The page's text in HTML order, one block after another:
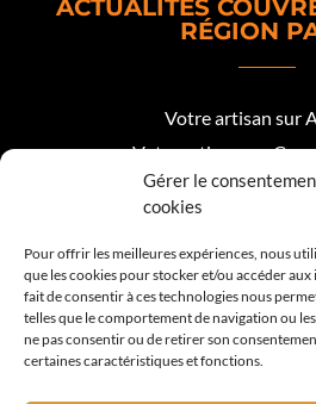
Gérer le
cookies
Pour offrir les meilleures expériences, nous
que les cookies pour stocker et/ou accéder
fait de consentir à ces technologies nous
telles que le comportement de navigation ou
ne pas consentir ou de retirer son
certaines caractéristiques et fonctions.
ACTUALITÉS
RÉGION
Votre artisan sur
Votre artisan sur
Votre artisan sur
Votre artisan
Votre artisan sur